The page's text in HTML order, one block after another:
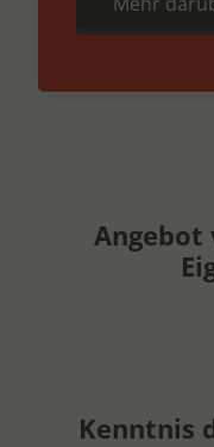
Angebot
Kenntnis